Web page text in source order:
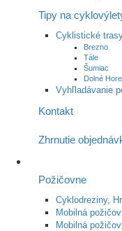
Tipy na
Cyklistické
Brezno
Tále
Šumiac
Dolné
Vyhľladávanie
Kontakt
Zhrnutie
Požičovne
Cyklodreziny,
Mobilná
Mobilná